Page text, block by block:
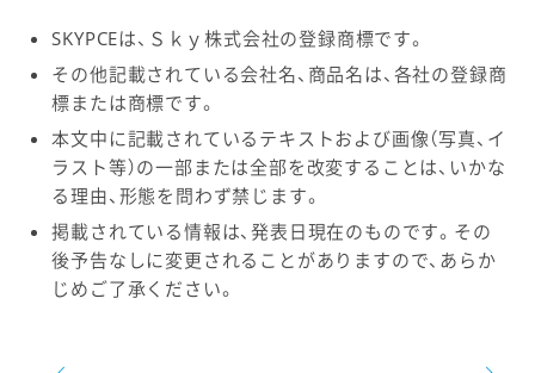
SKYPCEは、Ｓｋｙ株式会社の登録商標です。
その他記載されている会社名、商品名は、各社の登録商
標または商標です。
本文中に記載されているテキストおよび画像（写真、イ
ラスト等）の一部または全部を改変することは、いかな
る理由、形態を問わず禁じます。
掲載されている情報は、発表日現在のものです。その
後予告なしに変更されることがありますので、あらか
じめご了承ください。